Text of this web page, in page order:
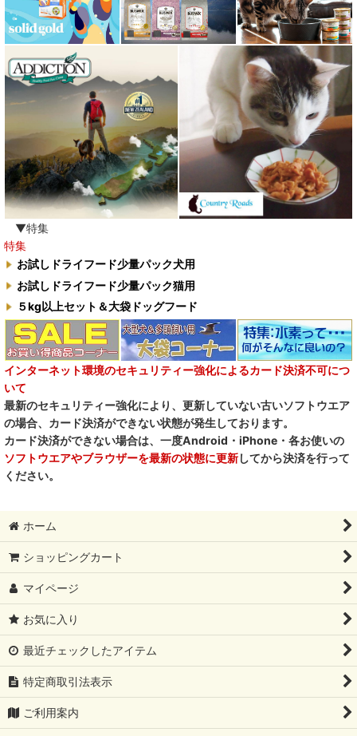
ロッカ ROKKA
ワイルドランド Wildes Land
わんぽうやく
ナチュラル重曹 アイテム合同会社
水素シリーズ
臭わない袋BOS
自然流
M.Y Forest推奨品
フォルツァ10犬キャンペーン
一口笑 Ikkosho
デイリーディライト DAILY DELIGHT
RENA DOG レナドッグ
PetO’CERA ペットセラ
▼特集
特集
お試しドライフード少量パック犬用
お試しドライフード少量パック猫用
５kg以上セット＆大袋ドッグフード
インターネット環境のセキュリティー強化によるカード決済不可につ
いて
最新のセキュリティー強化により、更新していない古いソフトウエア
の場合、カード決済ができない状態が発生しております。
カード決済ができない場合は、一度Android・iPhone・各お使いの
ソフトウエアやブラウザーを最新の状態に更新してから決済を行って
ください。
ホーム
ショッピングカート
マイページ
お気に入り
最近チェックしたアイテム
特定商取引法表示
ご利用案内